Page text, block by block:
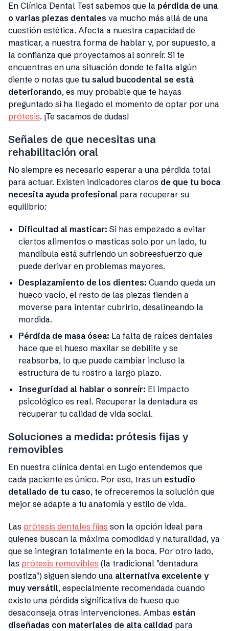
En Clínica Dental Test sabemos que la pérdida de una
o varias piezas dentales va mucho más allá de una
cuestión estética. Afecta a nuestra capacidad de
masticar, a nuestra forma de hablar y, por supuesto, a
la confianza que proyectamos al sonreír. Si te
encuentras en una situación donde te falta algún
diente o notas que tu salud bucodental se está
deteriorando, es muy probable que te hayas
preguntado si ha llegado el momento de optar por una
prótesis. ¡Te sacamos de dudas!
Señales de que necesitas una
rehabilitación oral
No siempre es necesario esperar a una pérdida total
para actuar. Existen indicadores claros de que tu boca
necesita ayuda profesional para recuperar su
equilibrio:
Dificultad al masticar: Si has empezado a evitar
ciertos alimentos o masticas solo por un lado, tu
mandíbula está sufriendo un sobreesfuerzo que
puede derivar en problemas mayores.
Desplazamiento de los dientes: Cuando queda un
hueco vacío, el resto de las piezas tienden a
moverse para intentar cubrirlo, desalineando la
mordida.
Pérdida de masa ósea: La falta de raíces dentales
hace que el hueso maxilar se debilite y se
reabsorba, lo que puede cambiar incluso la
estructura de tu rostro a largo plazo.
Inseguridad al hablar o sonreír: El impacto
psicológico es real. Recuperar la dentadura es
recuperar tu calidad de vida social.
Soluciones a medida: prótesis fijas y
removibles
En nuestra clínica dental en Lugo entendemos que
cada paciente es único. Por eso, tras un estudio
detallado de tu caso, te ofreceremos la solución que
mejor se adapte a tu anatomía y estilo de vida.
Las prótesis dentales fijas son la opción ideal para
quienes buscan la máxima comodidad y naturalidad, ya
que se integran totalmente en la boca. Por otro lado,
las prótesis removibles (la tradicional "dentadura
postiza") siguen siendo una alternativa excelente y
muy versátil, especialmente recomendada cuando
existe una pérdida significativa de hueso que
desaconseja otras intervenciones. Ambas están
diseñadas con materiales de alta calidad para